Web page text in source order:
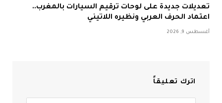
تعديلات جديدة على لوحات ترقيم السيارات بالمغرب..
اعتماد الحرف العربي ونظيره اللاتيني
أغسطس 9, 2026
اترك تعليقاً